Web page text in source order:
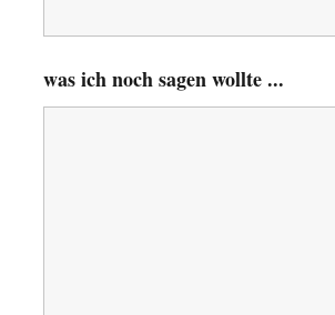
was ich noch sagen wollte ...